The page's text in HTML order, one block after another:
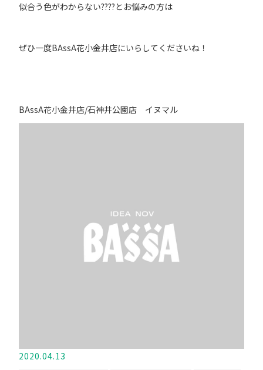
似合う色がわからない????とお悩みの方は
ぜひ一度BAssA花小金井店にいらしてくださいね！
BAssA花小金井店/石神井公園店 イヌマル
2020.04.13